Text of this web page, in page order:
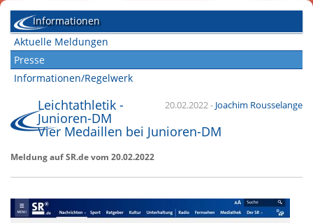
Informationen
Aktuelle Meldungen
Presse
Informationen/Regelwerk
20.02.2022- Joachim Rousselange
Leichtathletik -
Junioren-DM
Vier Medaillen bei Junioren-DM
Meldung auf SR.de vom 20.02.2022